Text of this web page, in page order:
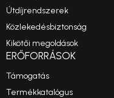
Útdíjrendszerek
Közlekedésbiztonság
Kikötői megoldások
ERŐFORRÁSOK
Támogatás
Termékkatalógus